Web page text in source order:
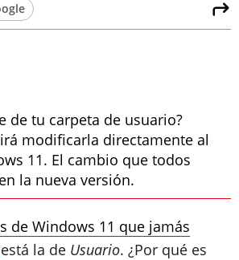
de tu carpeta de usuario?
modificarla directamente al
11. El cambio que todos
la nueva versión.
de Windows 11 que jamás
está la de Usuario. ¿Por qué es